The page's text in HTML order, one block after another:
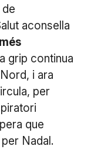
aconsella
grip continua
i ara
per
que
Nadal.